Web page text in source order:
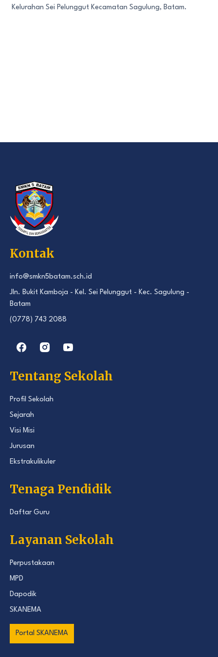
Kelurahan Sei Pelunggut Kecamatan Sagulung, Batam.
Kontak
info@smkn5batam.sch.id
Jln. Bukit Kamboja - Kel. Sei Pelunggut - Kec. Sagulung -
Batam
(0778) 743 2088
Tentang Sekolah
Profil Sekolah
Sejarah
Visi Misi
Jurusan
Ekstrakulikuler
Tenaga Pendidik
Daftar Guru
Layanan Sekolah
Perpustakaan
MPD
Dapodik
SKANEMA
Portal SKANEMA